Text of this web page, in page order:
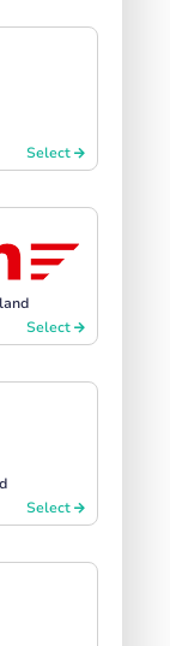
Select
Select
Select